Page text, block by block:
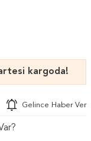
kargoda!
Gelince Haber Ver